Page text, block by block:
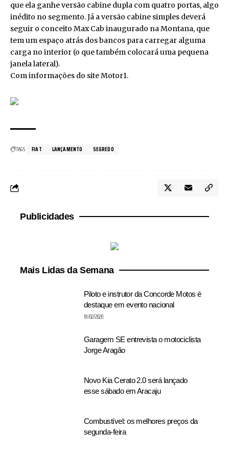
que ela ganhe versão cabine dupla com quatro portas, algo
inédito no segmento. Já a versão cabine simples deverá
seguir o conceito Max Cab inaugurado na Montana, que
tem um espaço atrás dos bancos para carregar alguma
carga no interior (o que também colocará uma pequena
janela lateral).
Com informações do site Motor1.
TAGS FIAT LANÇAMENTO SEGREDO
Publicidades
Mais Lidas da Semana
Piloto e instrutor da Concorde Motos é
destaque em evento nacional
18/02/2020
Garagem SE entrevista o motociclista
Jorge Aragão
Novo Kia Cerato 2.0 será lançado
esse sábado em Aracaju
Combustível: os melhores preços da
segunda-feira